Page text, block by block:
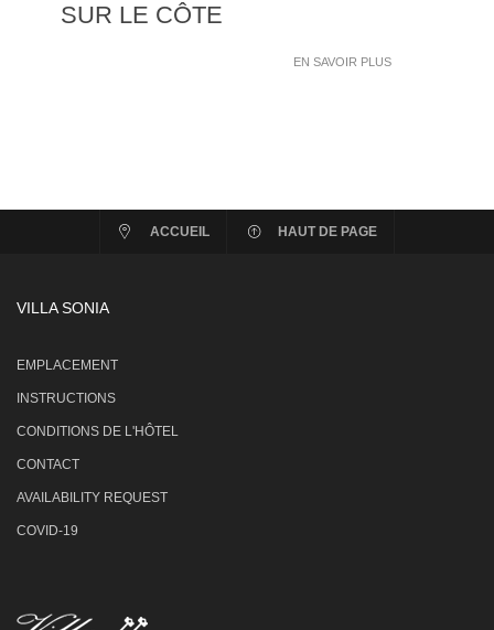
SUR LE CÔTE
EN SAVOIR PLUS
ACCUEIL HAUT DE PAGE
VILLA SONIA
EMPLACEMENT
INSTRUCTIONS
CONDITIONS DE L'HÔTEL
CONTACT
AVAILABILITY REQUEST
COVID-19